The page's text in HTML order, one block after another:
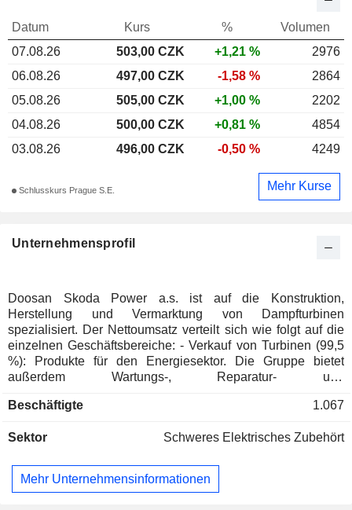
Unternehmensprofil
Doosan Skoda Power a.s. ist auf die Konstruktion,
Herstellung und Vermarktung von Dampfturbinen
spezialisiert. Der Nettoumsatz verteilt sich wie folgt auf die
einzelnen Geschäftsbereiche: - Verkauf von Turbinen (99,5
%): Produkte für den Energiesektor. Die Gruppe bietet
außerdem Wartungs-, Reparatur- und
Nettoumsatz verteilt sich geografisch wie folgt: Tschechische
und Mittelamerika (8,4 %), Afrika (5,1 %), Nordamerika (4,9
Beschäftigte 1.067
Sektor Schweres Elektrisches Zubehört
Mehr Unternehmensinformationen
Datum Kurs %
Volumen
07.08.26
503,00 CZK +1,21 %
2976
06.08.26
497,00 CZK -1,58 %
2864
05.08.26
505,00 CZK +1,00 %
2202
04.08.26
500,00 CZK +0,81 %
4854
03.08.26
496,00 CZK -0,50 % 4249
Schlusskurs Prague S.E. Mehr Kurse